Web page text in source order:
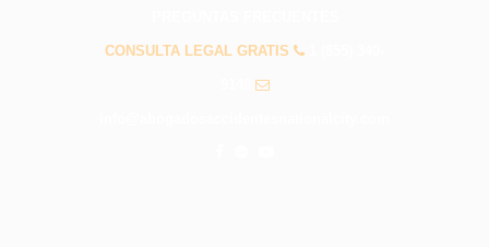
CONSULTA LEGAL GRATIS